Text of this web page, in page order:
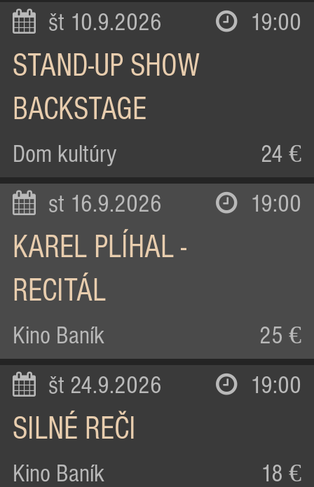
št 10.9.2026 19:00
STAND-UP SHOW
BACKSTAGE
Dom kultúry 24 €
st 16.9.2026 19:00
KAREL PLÍHAL -
RECITÁL
Kino Baník 25 €
št 24.9.2026 19:00
SILNÉ REČI
Kino Baník 18 €